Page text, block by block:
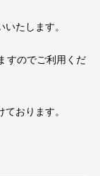
たします。
すのでご利用くだ
おります。